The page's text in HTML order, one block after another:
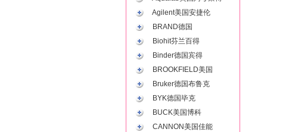
Agilent美国安捷伦
BRAND德国
Biohit芬兰百得
Binder德国宾得
BROOKFIELD美国
Bruker德国布鲁克
BYK德国毕克
BUCK美国博科
CANNON美国佳能